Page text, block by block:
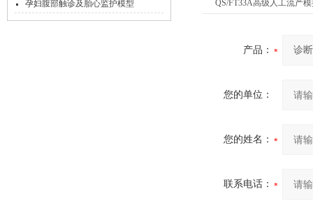
QS/FT33A高级人工流产
产品：
您的单位：
您的姓名：
联系电话：
孕妇腹部触诊及胎心监护模型